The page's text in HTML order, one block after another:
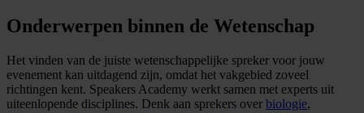
Onderwerpen binnen de Wetenschap
Het vinden van de juiste wetenschappelijke spreker voor jouw
evenement kan uitdagend zijn, omdat het vakgebied zoveel
richtingen kent. Speakers Academy werkt samen met experts uit
uiteenlopende disciplines. Denk aan sprekers over biologie,